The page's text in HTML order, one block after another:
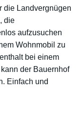
die Landvergnügen
die
aufzusuchen
Wohnmobil zu
bei einem
der Bauernhof
Einfach und